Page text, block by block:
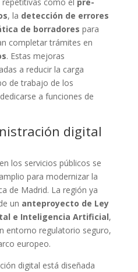
, la detección de errores
de borradores para
completar trámites en
. Estas mejoras
a reducir la carga
de trabajo de los
a funciones de
digital
los servicios públicos se
para modernizar la
de Madrid. La región ya
un anteproyecto de Ley
e Inteligencia Artificial,
entorno regulatorio seguro,
europeo.
digital está diseñada